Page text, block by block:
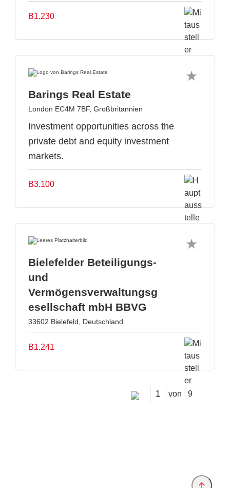
B1.230
Barings Real Estate
London EC4M 7BF, Großbritannien
Investment opportunities across the
private debt and equity investment
markets.
B3.100
Bielefelder Beteiligungs-
und
Vermögensverwaltungsg
esellschaft mbH BBVG
33602 Bielefeld, Deutschland
B1.241
von